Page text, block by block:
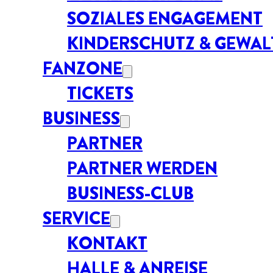
SOZIALES ENGAGEMENT
KINDERSCHUTZ &
FANZONE
TICKETS
BUSINESS
PARTNER
PARTNER WERDEN
BUSINESS-CLUB
SERVICE
KONTAKT